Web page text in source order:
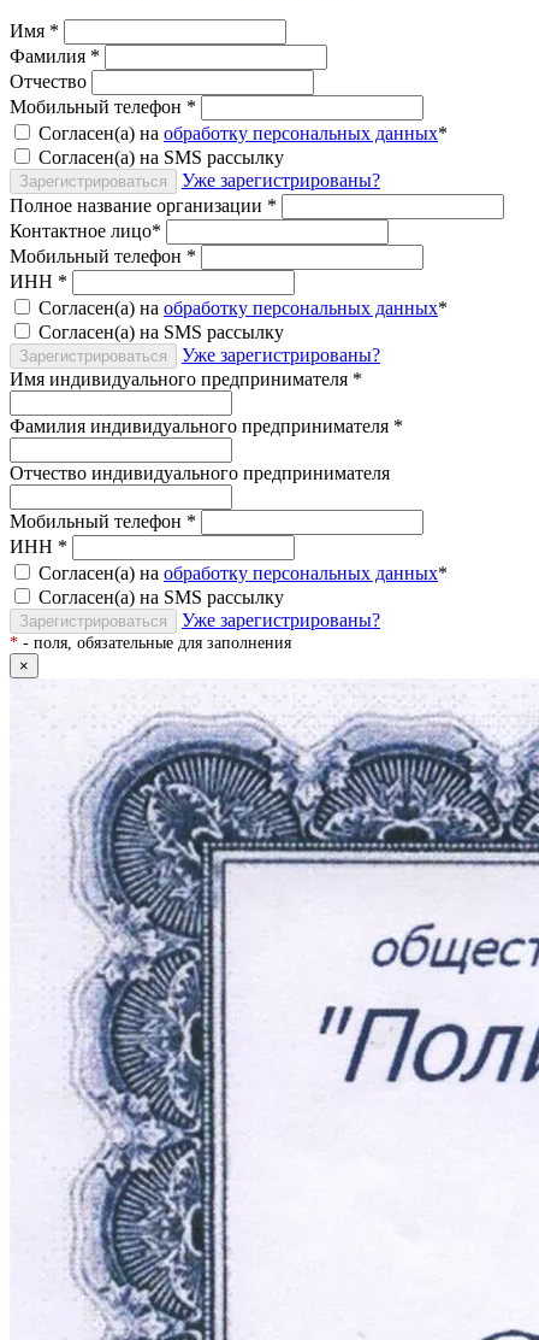
Имя *
Фамилия *
Отчество
Мобильный телефон *
Согласен(а) на обработку персональных данных*
Согласен(а) на SMS рассылку
Зарегистрироваться
Уже зарегистрированы?
Полное название организации *
Контактное лицо*
Мобильный телефон *
ИНН *
Согласен(а) на обработку персональных данных*
Согласен(а) на SMS рассылку
Зарегистрироваться
Уже зарегистрированы?
Имя индивидуального предпринимателя *
Фамилия индивидуального предпринимателя *
Отчество индивидуального предпринимателя
Мобильный телефон *
ИНН *
Согласен(а) на обработку персональных данных*
Согласен(а) на SMS рассылку
Зарегистрироваться Уже зарегистрированы?
* - поля, обязательные для заполнения
×